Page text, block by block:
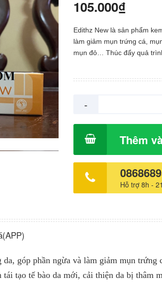
105.000₫
Edithz New là sản phẩm
làm giảm mụn trứng cá,
mụn đỏ… Thúc đẩy quả
mụn đầu trắng, mụn đỏ…)
vừa đủ bôi mỏng lên vùng
dùng. – Khi mới sử dụng,
để da mặt làm quen. Sau
sử dụng vào mỗi tối nhưng
LƯU Ý: Sản phẩm chỉ sử
CHỊU TRÁCH NHIỆM ĐƯA
-
Thêm
Hỗ trợ 8h -
góp phần ngừa và làm giảm mụn trứng
tạo tế bào da mới, cải thiện da bị thâm